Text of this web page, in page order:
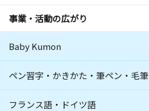
事業・活動の広がり
Baby Kumon
ペン習字・かきかた・筆ペン・毛筆
フランス語・ドイツ語